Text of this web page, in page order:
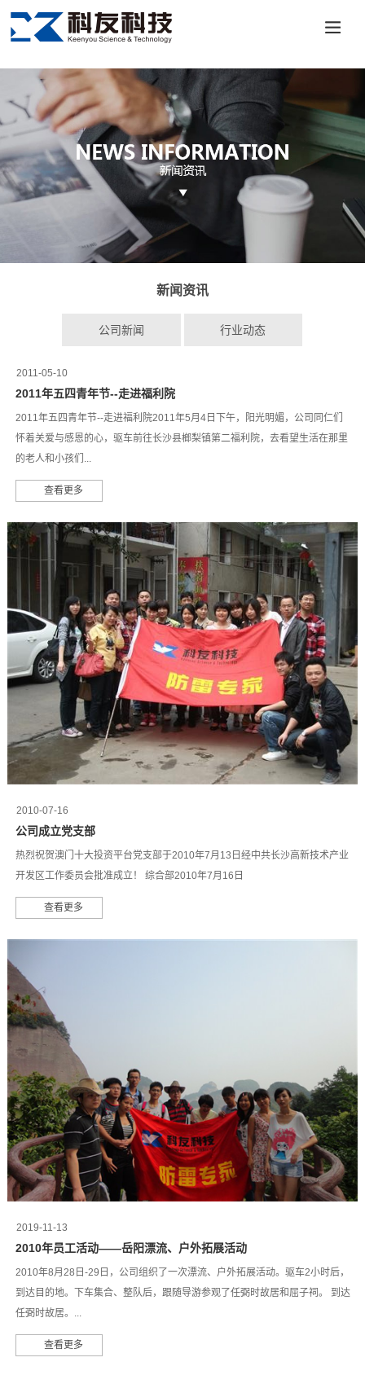
新闻资讯
公司新闻 行业动态
2011-05-10
2011年五四青年节--走进福利院
2011年五四青年节--走进福利院2011年5月4日下午，阳光明媚，公司同仁们
怀着关爱与感恩的心，驱车前往长沙县榔梨镇第二福利院，去看望生活在那里
的老人和小孩们...
查看更多
2010-07-16
公司成立党支部
热烈祝贺澳门十大投资平台党支部于2010年7月13日经中共长沙高新技术产业
开发区工作委员会批准成立！ 综合部2010年7月16日
查看更多
2019-11-13
2010年员工活动——岳阳漂流、户外拓展活动
2010年8月28日-29日，公司组织了一次漂流、户外拓展活动。驱车2小时后，
到达目的地。下车集合、整队后，跟随导游参观了任弼时故居和屈子祠。 到达
任弼时故居。...
查看更多